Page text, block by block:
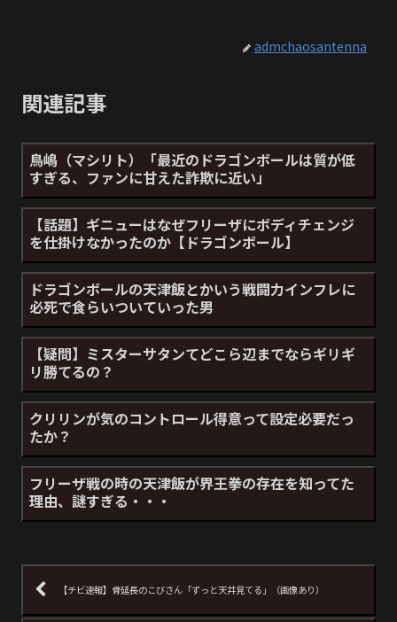
admchaosantenna
関連記事
鳥嶋（マシリト）「最近のドラゴンボールは質が低
すぎる、ファンに甘えた詐欺に近い」
【話題】ギニューはなぜフリーザにボディチェンジ
を仕掛けなかったのか【ドラゴンボール】
ドラゴンボールの天津飯とかいう戦闘力インフレに
必死で食らいついていった男
【疑問】ミスターサタンてどこら辺までならギリギ
リ勝てるの？
クリリンが気のコントロール得意って設定必要だっ
たか？
フリーザ戦の時の天津飯が界王拳の存在を知ってた
理由、謎すぎる・・・
【チビ速報】骨延長のこびさん「ずっと天井見てる」（画像あり）